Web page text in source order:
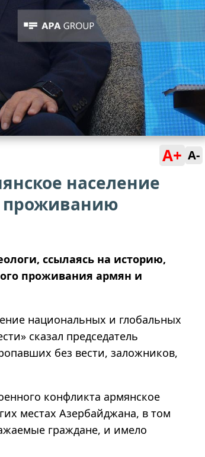
A+ A-
население
проживанию
ссылаясь на историю,
проживания армян и
национальных и глобальных
сказал председатель
без вести, заложников,
конфликта армянское
местах Азербайджана, в том
граждане, и имело